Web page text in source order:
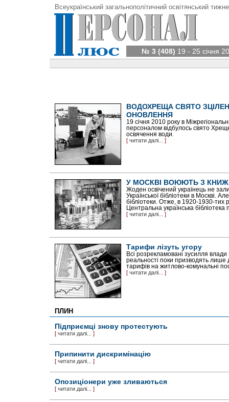
Всеукраїнський загальнополітичний освітянський
№ 3 (408) 19 - 25 січня
ВОДОХРЕЩА СВЯТО
ОНОВЛЕННЯ
19 січня 2010 року в
персоналом відбулось свято
освячення води.
[ читати далі... ]
У МОСКВІ ВОЮЮТЬ З
Жоден освічений українець не
Української бібліотеки в Москві.
бібліотеки. Отже, в 1920-1930-тих
Центральна українська
[ читати далі... ]
Тарифи лізуть угору
Всі розрекламовані зусилля
реальності поки призводять
тарифів на житлово-комунальні
[ читати далі... ]
ПЛИН
Підприємці знову протестують
[ читати далі... ]
Припинити дискримінацію
[ читати далі... ]
Опозиціонери уже зливаються
[ читати далі... ]